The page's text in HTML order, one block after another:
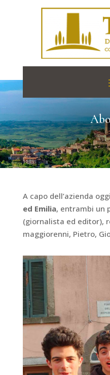
A capo dell’azienda
ed Emilia, entrambi un
(giornalista ed editor),
maggiorenni, Pietro,